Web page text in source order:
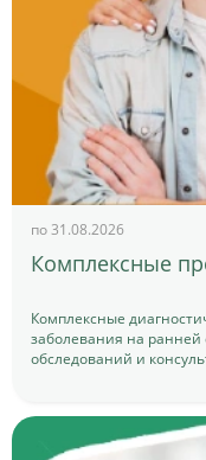
по 31.08.2026
Комплексные
Комплексные
заболевания на
обследований и